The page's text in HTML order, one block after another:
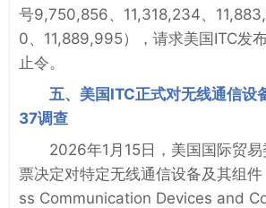
号9,750,856、11,318,234、
0、11,889,995），请求美国ITC发
止令。
五、美国ITC正式对无线通信设
37调查
2026年1月15日，美国国际贸
票决定对特定无线通信设备及其组
ss Communication Devices and